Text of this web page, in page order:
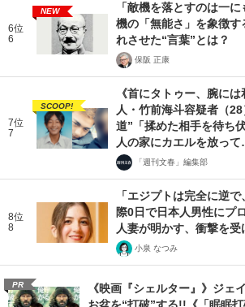
6位
6
NEW
「敵機を落とすのは一
機の「無能さ」を象徴す
れさせた“言葉”とは？
保阪 正康
7位
7
SCOOP!
《首にタトゥー、腕に
人・竹前海斗容疑者（
道”「揉めた相手を待ち
人の家にカエルを放って
「週刊文春」編集部
8位
8
「エジプトは完全に逆
際0日で日本人男性にプ
人妻が明かす、衝撃を
小泉 なつみ
PR
《映画『シェルター』》ジェ